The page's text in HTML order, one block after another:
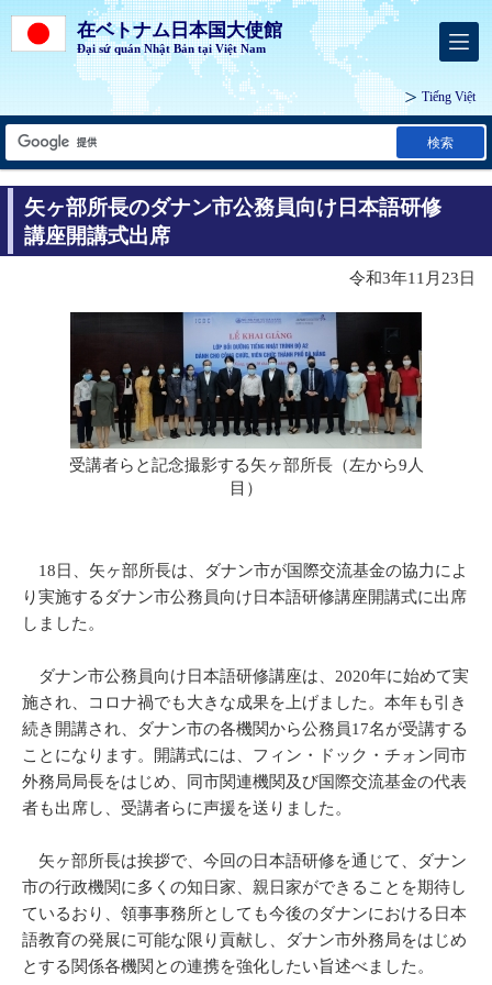
在ベトナム日本国大使館
Đại sứ quán Nhật Bản tại Việt Nam
Tiếng Việt
検索
矢ヶ部所長のダナン市公務員向け日本語研修
講座開講式出席
令和3年11月23日
受講者らと記念撮影する矢ヶ部所長（左から9人
目）
18日、矢ヶ部所長は、ダナン市が国際交流基金の協力によ
り実施するダナン市公務員向け日本語研修講座開講式に出席
しました。
ダナン市公務員向け日本語研修講座は、2020年に始めて実
施され、コロナ禍でも大きな成果を上げました。本年も引き
続き開講され、ダナン市の各機関から公務員17名が受講する
ことになります。開講式には、フィン・ドック・チォン同市
外務局局長をはじめ、同市関連機関及び国際交流基金の代表
者も出席し、受講者らに声援を送りました。
矢ヶ部所長は挨拶で、今回の日本語研修を通じて、ダナン
市の行政機関に多くの知日家、親日家ができることを期待し
ているおり、領事事務所としても今後のダナンにおける日本
語教育の発展に可能な限り貢献し、ダナン市外務局をはじめ
とする関係各機関との連携を強化したい旨述べました。